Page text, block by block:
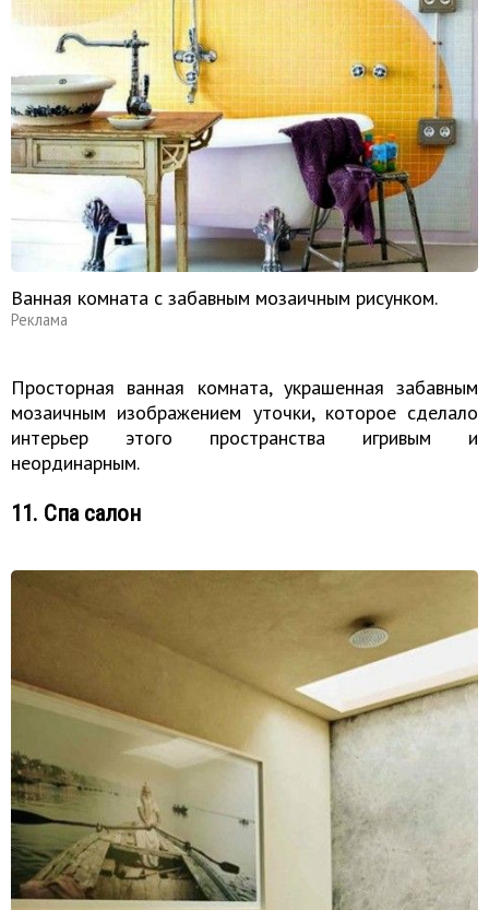
Ванная комната с забавным мозаичным рисунком.
Реклама
Просторная ванная комната, украшенная забавным
мозаичным изображением уточки, которое сделало
интерьер этого пространства игривым и
неординарным.
11. Спа салон